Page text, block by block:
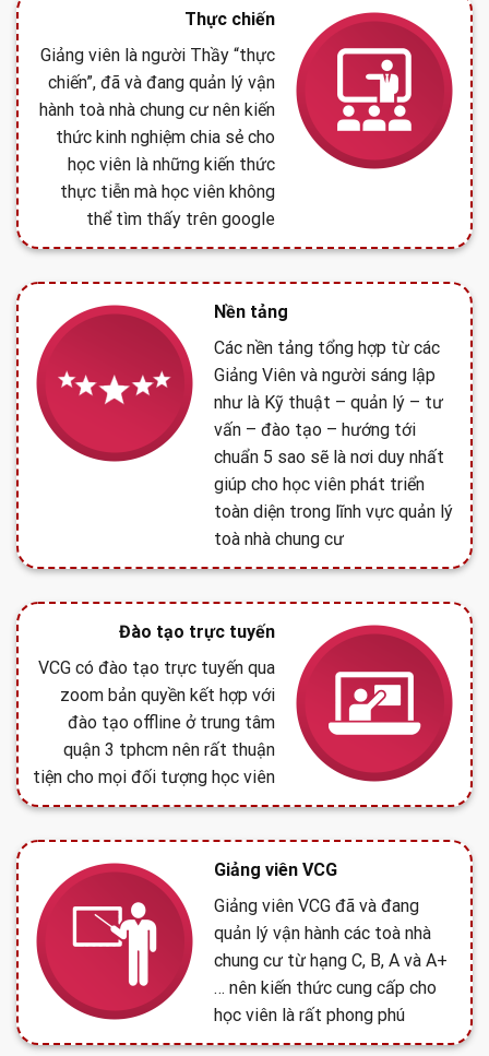
Thực chiến
Giảng viên là người Thầy “thực
chiến”, đã và đang quản lý vận
hành toà nhà chung cư nên kiến
thức kinh nghiệm chia sẻ cho
học viên là những kiến thức
thực tiễn mà học viên không
thể tìm thấy trên google
Nền tảng
Các nền tảng tổng hợp từ các
Giảng Viên và người sáng lập
như là Kỹ thuật – quản lý – tư
vấn – đào tạo – hướng tới
chuẩn 5 sao sẽ là nơi duy nhất
giúp cho học viên phát triển
toàn diện trong lĩnh vực quản lý
toà nhà chung cư
Đào tạo trực tuyến
VCG có đào tạo trực tuyến qua
zoom bản quyền kết hợp với
đào tạo offline ở trung tâm
quận 3 tphcm nên rất thuận
tiện cho mọi đối tượng học viên
Giảng viên VCG
Giảng viên VCG đã và đang
quản lý vận hành các toà nhà
chung cư từ hạng C, B, A và A+
… nên kiến thức cung cấp cho
học viên là rất phong phú